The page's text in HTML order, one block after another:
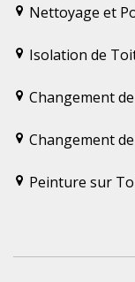
Nettoyage et
Isolation de
Changement
Changement
Peinture sur